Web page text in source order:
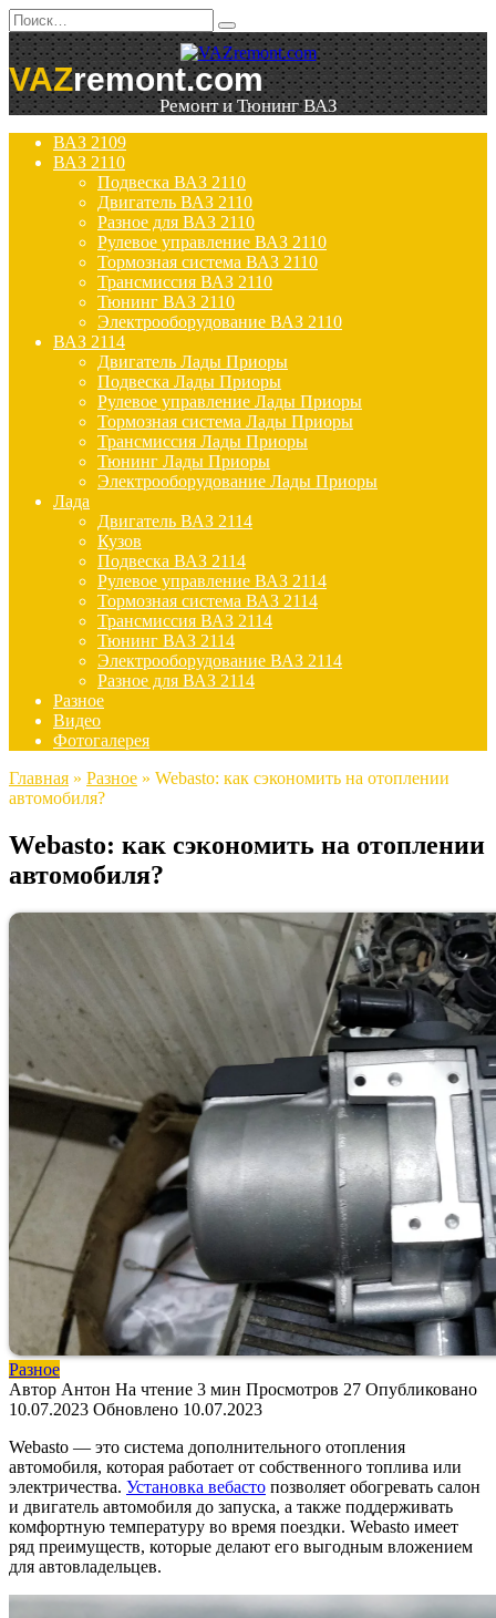
Перейти
к
содержанию
Search
for:
VAZremont.com
Ремонт и Тюнинг ВАЗ
ВАЗ 2109
ВАЗ 2110
Подвеска ВАЗ 2110
Двигатель ВАЗ 2110
Разное для ВАЗ 2110
Рулевое управление ВАЗ 2110
Тормозная система ВАЗ 2110
Трансмиссия ВАЗ 2110
Тюнинг ВАЗ 2110
Электрооборудование ВАЗ 2110
ВАЗ 2114
Двигатель Лады Приоры
Подвеска Лады Приоры
Рулевое управление Лады Приоры
Тормозная система Лады Приоры
Трансмиссия Лады Приоры
Тюнинг Лады Приоры
Электрооборудование Лады Приоры
Лада
Двигатель ВАЗ 2114
Кузов
Подвеска ВАЗ 2114
Рулевое управление ВАЗ 2114
Тормозная система ВАЗ 2114
Трансмиссия ВАЗ 2114
Тюнинг ВАЗ 2114
Электрооборудование ВАЗ 2114
Разное для ВАЗ 2114
Разное
Видео
Фотогалерея
Главная » Разное » Webasto: как сэкономить на отоплении
автомобиля?
Webasto: как сэкономить на отоплении
автомобиля?
Разное
Автор Антон На чтение 3 мин Просмотров 27 Опубликовано
10.07.2023 Обновлено 10.07.2023
Webasto — это система дополнительного отопления
автомобиля, которая работает от собственного топлива или
электричества. Установка вебасто позволяет обогревать салон
и двигатель автомобиля до запуска, а также поддерживать
комфортную температуру во время поездки. Webasto имеет
ряд преимуществ, которые делают его выгодным вложением
для автовладельцев.